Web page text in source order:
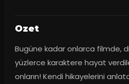
Ozet
Bugüne kadar onlarca filmde,
yüzlerce karaktere hayat
onların! Kendi hikayelerini